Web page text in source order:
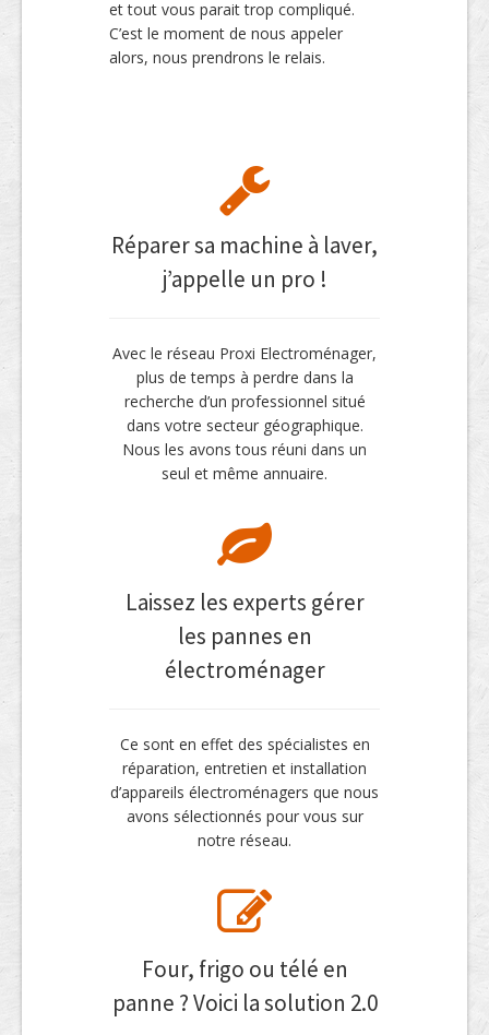
et tout vous parait trop compliqué.
C’est le moment de nous appeler
alors, nous prendrons le relais.
Réparer sa machine à laver,
j’appelle un pro !
Avec le réseau Proxi Electroménager,
plus de temps à perdre dans la
recherche d’un professionnel situé
dans votre secteur géographique.
Nous les avons tous réuni dans un
seul et même annuaire.
Laissez les experts gérer
les pannes en
électroménager
Ce sont en effet des spécialistes en
réparation, entretien et installation
d’appareils électroménagers que nous
avons sélectionnés pour vous sur
notre réseau.
Four, frigo ou télé en
panne ? Voici la solution 2.0